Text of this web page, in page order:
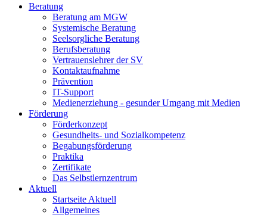
Beratung
Beratung am MGW
Systemische Beratung
Seelsorgliche Beratung
Berufsberatung
Vertrauenslehrer der SV
Kontaktaufnahme
Prävention
IT-Support
Medienerziehung - gesunder Umgang mit Medien
Förderung
Förderkonzept
Gesundheits- und Sozialkompetenz
Begabungsförderung
Praktika
Zertifikate
Das Selbstlernzentrum
Aktuell
Startseite Aktuell
Allgemeines